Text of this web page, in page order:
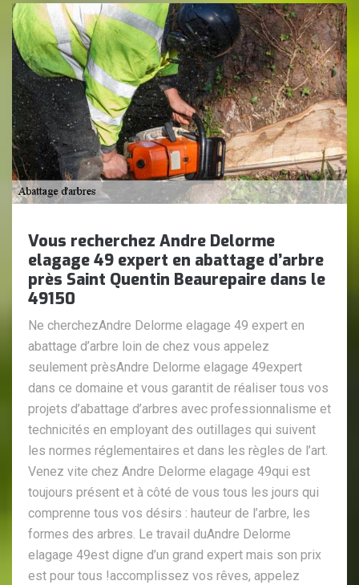
Vous recherchez Andre Delorme
elagage 49 expert en abattage d’arbre
près Saint Quentin Beaurepaire dans le
49150
Ne cherchezAndre Delorme elagage 49 expert en
abattage d’arbre loin de chez vous appelez
seulement prèsAndre Delorme elagage 49expert
dans ce domaine et vous garantit de réaliser tous vos
projets d’abattage d’arbres avec professionnalisme et
technicités en employant des outillages qui suivent
les normes réglementaires et dans les règles de l’art.
Venez vite chez Andre Delorme elagage 49qui est
toujours présent et à côté de vous tous les jours qui
comprenne tous vos désirs : hauteur de l’arbre, les
formes des arbres. Le travail duAndre Delorme
elagage 49est digne d’un grand expert mais son prix
est pour tous !accomplissez vos rêves, appelez